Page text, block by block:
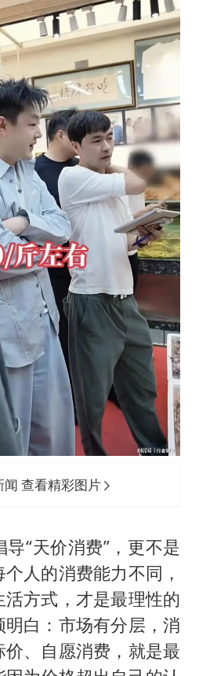
查看精彩图片
“天价消费”，更不是
人的消费能力不同，
方式，才是最理性的
白：市场有分层，消
、自愿消费，就是最